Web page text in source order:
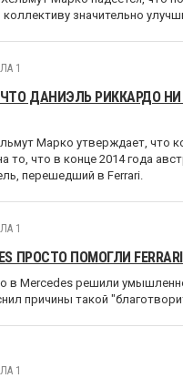
значительно
1
ДАНИЭЛЬ РИККАРДО
Марко утверждает,
то, что в конце 2014 года
перешедший в Ferrari.
1
ПРОСТО ПОМОГЛИ FERRARI
в Mercedes решили
причины такой
1